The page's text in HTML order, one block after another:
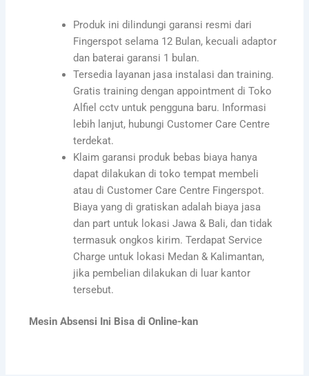
Produk ini dilindungi garansi resmi dari
Fingerspot selama 12 Bulan, kecuali adaptor
dan baterai garansi 1 bulan.
Tersedia layanan jasa instalasi dan training.
Gratis training dengan appointment di Toko
Alfiel cctv untuk pengguna baru. Informasi
lebih lanjut, hubungi Customer Care Centre
terdekat.
Klaim garansi produk bebas biaya hanya
dapat dilakukan di toko tempat membeli
atau di Customer Care Centre Fingerspot.
Biaya yang di gratiskan adalah biaya jasa
dan part untuk lokasi Jawa & Bali, dan tidak
termasuk ongkos kirim. Terdapat Service
Charge untuk lokasi Medan & Kalimantan,
jika pembelian dilakukan di luar kantor
tersebut.
Mesin Absensi Ini Bisa di Online-kan